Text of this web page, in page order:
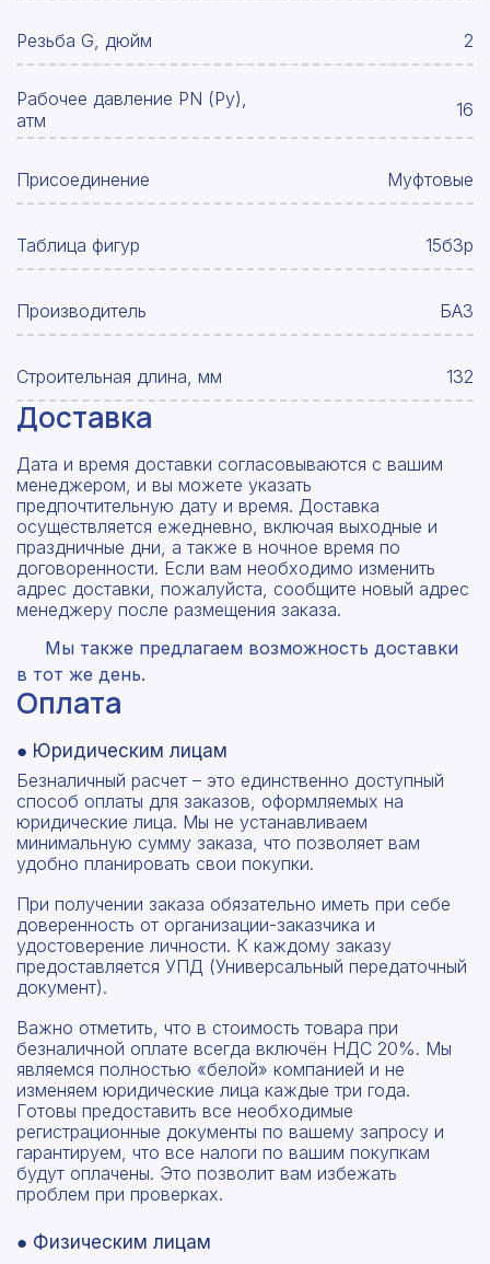
Резьба G, дюйм 2
Рабочее давление PN (Ру),
атм
16
Присоединение Муфтовые
Таблица фигур 15б3р
Производитель БАЗ
Строительная длина, мм 132
Доставка
Дата и время доставки согласовываются с вашим
менеджером, и вы можете указать
предпочтительную дату и время. Доставка
осуществляется ежедневно, включая выходные и
праздничные дни, а также в ночное время по
договоренности. Если вам необходимо изменить
адрес доставки, пожалуйста, сообщите новый адрес
менеджеру после размещения заказа.
Мы также предлагаем возможность доставки
в тот же день.
Оплата
● Юридическим лицам
Безналичный расчет – это единственно доступный
способ оплаты для заказов, оформляемых на
юридические лица. Мы не устанавливаем
минимальную сумму заказа, что позволяет вам
удобно планировать свои покупки.
При получении заказа обязательно иметь при себе
доверенность от организации-заказчика и
удостоверение личности. К каждому заказу
предоставляется УПД (Универсальный передаточный
документ).
Важно отметить, что в стоимость товара при
безналичной оплате всегда включён НДС 20%. Мы
являемся полностью «белой» компанией и не
изменяем юридические лица каждые три года.
Готовы предоставить все необходимые
регистрационные документы по вашему запросу и
гарантируем, что все налоги по вашим покупкам
будут оплачены. Это позволит вам избежать
проблем при проверках.
● Физическим лицам